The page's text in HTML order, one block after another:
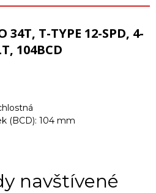
T-TYPE 12-SPD, 4-
104BCD
(BCD): 104 mm
navštívené